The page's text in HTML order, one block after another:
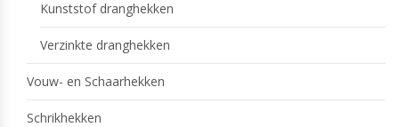
Kunststof dranghekken
Verzinkte dranghekken
Vouw- en Schaarhekken
Schrikhekken